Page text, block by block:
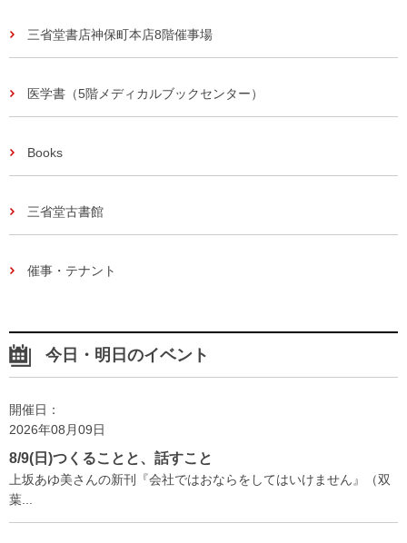
三省堂書店神保町本店8階催事場
医学書（5階メディカルブックセンター）
Books
三省堂古書館
催事・テナント
今日・明日のイベント
開催日：
2026年08月09日
8/9(日)つくることと、話すこと
上坂あゆ美さんの新刊『会社ではおならをしてはいけません』（双
葉...